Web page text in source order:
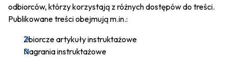
odbiorców, którzy korzystają z różnych dostępów do treści.
Publikowane treści obejmują m.in.:
Zbiorcze artykuły instruktażowe
Nagrania instruktażowe